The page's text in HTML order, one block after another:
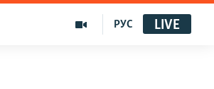
РУС LIVE